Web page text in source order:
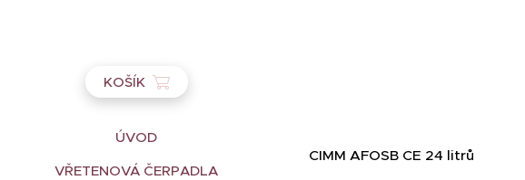
KOŠÍK
ÚVOD
VŘETENOVÁ ČERPADLA
CIMM AFOSB CE 24 litrů